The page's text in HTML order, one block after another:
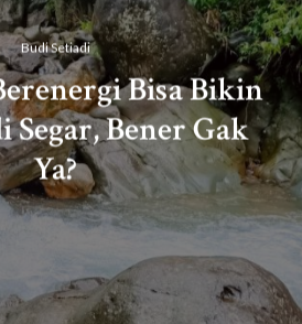
Budi Setiadi
Bisa Bikin
Segar, Bener Gak
Ya?